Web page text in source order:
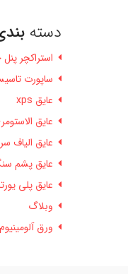
دسته
استراکچر
ساپورت
عایق xps
عایق
عایق الیاف
عایق پشم
عایق پلی
وبلاگ
ورق آلومینیوم